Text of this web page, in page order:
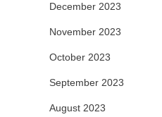
December 2023
November 2023
October 2023
September 2023
August 2023